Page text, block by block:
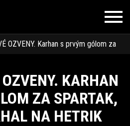
OZVENY. Karhan s prvým gólom za
KARHAN
ZA SPARTAK,
NA HETRIK